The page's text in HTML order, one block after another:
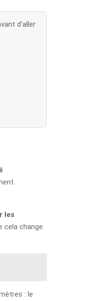
d’aller
les
cela change
: le